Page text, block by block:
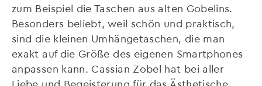
zum Beispiel die Taschen aus alten Gobelins.
Besonders beliebt, weil schön und praktisch,
sind die kleinen Umhängetaschen, die man
exakt auf die Größe des eigenen Smartphones
anpassen kann. Cassian Zobel hat bei aller
Liebe und Begeisterung für das Ästhetische,